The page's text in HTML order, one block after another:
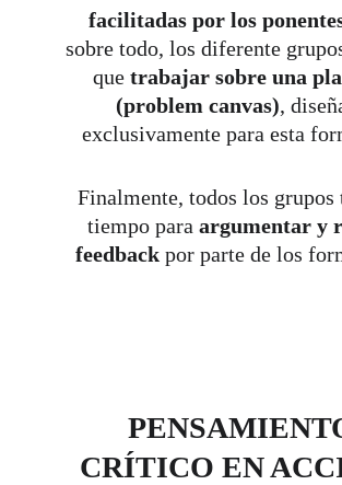
facilitadas por los
sobre todo, los diferente
que trabajar sobre una
(problem canvas),
exclusivamente para esta
Finalmente, todos los grupos
tiempo para argumentar y
feedback por parte de los
CRÍTICO EN